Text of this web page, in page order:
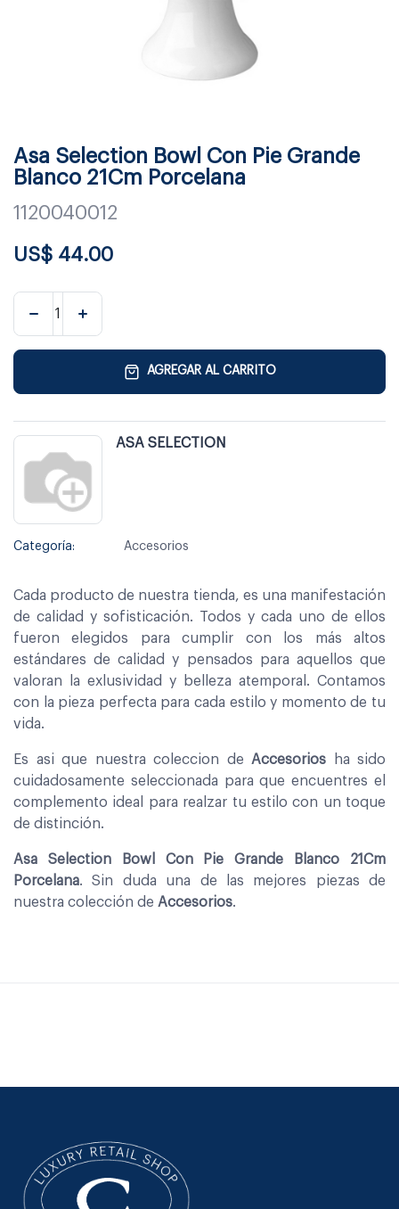
Asa Selection Bowl Con Pie Grande
Blanco 21Cm Porcelana
1120040012
US$ 44.00
AGREGAR AL CARRITO
ASA SELECTION
Categoría: Accesorios
Cada producto de nuestra tienda, es una manifestación
de calidad y sofisticación. Todos y cada uno de ellos
fueron elegidos para cumplir con los más altos
estándares de calidad y pensados para aquellos que
valoran la exlusividad y belleza atemporal. Contamos
con la pieza perfecta para cada estilo y momento de tu
vida.
Es asi que nuestra coleccion de Accesorios ha sido
cuidadosamente seleccionada para que encuentres el
complemento ideal para realzar tu estilo con un toque
de distinción.
Asa Selection Bowl Con Pie Grande Blanco 21Cm
Porcelana. Sin duda una de las mejores piezas de
nuestra colección de Accesorios.